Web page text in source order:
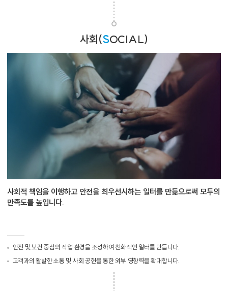
사회(SOCIAL)
사회적 책임을 이행하고 안전을 최우선시하는 일터를 만듦으로써 모두의
만족도를 높입니다.
안전 및 보건 중심의 작업 환경을 조성하여 친화적인 일터를 만듭니다.
고객과의 활발한 소통 및 사회 공헌을 통한 외부 영향력을 확대합니다.